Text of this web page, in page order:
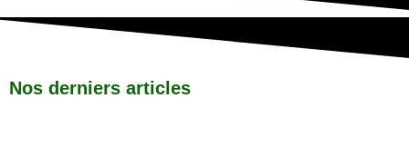
Nos derniers articles